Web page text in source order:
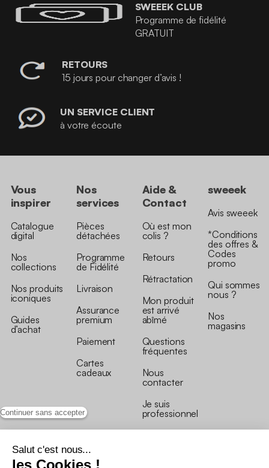
Continuer sans accepter
Salut c'est nous...
les Cookies !
SWEEEK CLUB
Programme de fidélité
GRATUIT
RETOURS
15 jours pour changer d’avis !
UN SERVICE CLIENT
à votre écoute
Vous
inspirer
Catalogue
digital
Nos
collections
Nos produits
iconiques
Guides
d’achat
Nos
services
Pièces
détachées
Programme
de Fidélité
Livraison
Assurance
premium
Paiement
Cartes
cadeaux
Aide &
Contact
Où est mon
colis ?
Retours
Rétractation
Mon produit
est arrivé
abîmé
Questions
fréquentes
Nous
contacter
Je suis
professionnel
sweeek
Avis sweeek
*Conditions
des offres &
Codes
promo
Qui sommes
nous ?
Nos
magasins